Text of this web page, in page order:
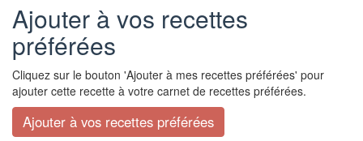
Ajouter à vos recettes
préférées
Cliquez sur le bouton 'Ajouter à mes recettes préférées' pour
ajouter cette recette à votre carnet de recettes préférées.